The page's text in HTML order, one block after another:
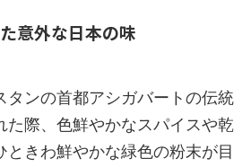
意外な日本の味
タンの首都アシガバートの伝統
た際、色鮮やかなスパイスや乾
ときわ鮮やかな緑色の粉末が目